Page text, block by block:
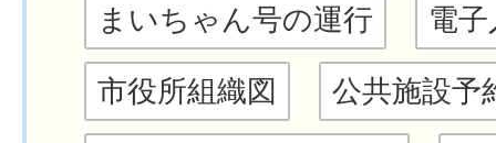
まいちゃん号の運行 電
市役所組織図 公共施設予